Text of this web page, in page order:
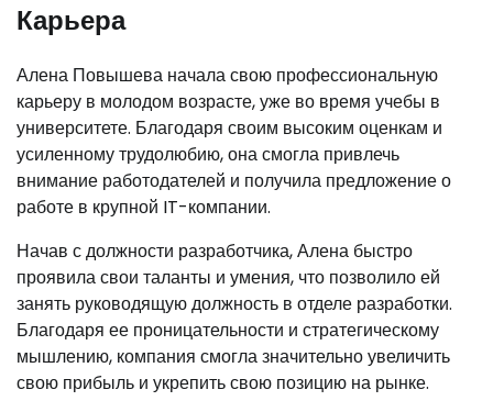
Карьера
Алена Повышева начала свою профессиональную
карьеру в молодом возрасте, уже во время учебы в
университете. Благодаря своим высоким оценкам и
усиленному трудолюбию, она смогла привлечь
внимание работодателей и получила предложение о
работе в крупной IT-компании.
Начав с должности разработчика, Алена быстро
проявила свои таланты и умения, что позволило ей
занять руководящую должность в отделе разработки.
Благодаря ее проницательности и стратегическому
мышлению, компания смогла значительно увеличить
свою прибыль и укрепить свою позицию на рынке.